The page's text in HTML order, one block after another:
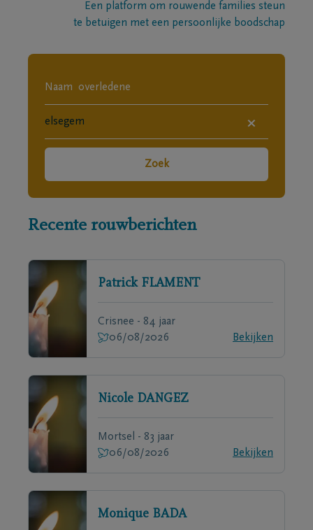
Een platform om rouwende families steun
te betuigen met een persoonlijke boodschap
×
Zoek
Recente rouwberichten
Patrick FLAMENT
Crisnee - 84 jaar
06/08/2026
Bekijken
Nicole DANGEZ
Mortsel - 83 jaar
06/08/2026
Bekijken
Monique BADA